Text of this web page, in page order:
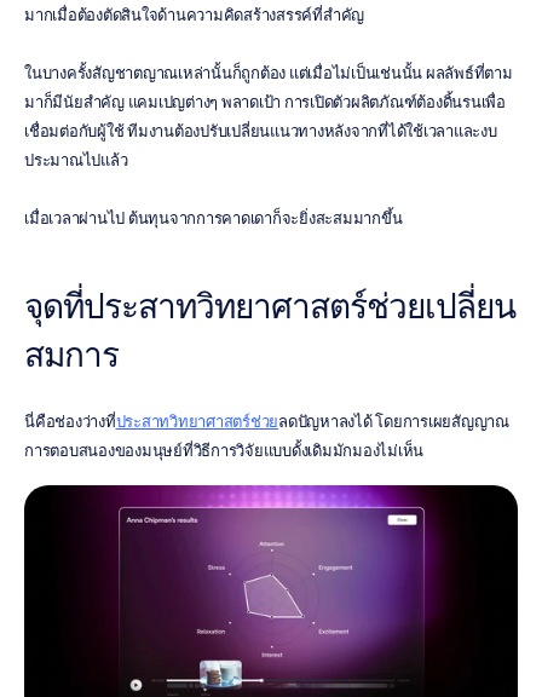
มากเมื่อต้องตัดสินใจด้านความคิดสร้างสรรค์ที่สำคัญ
ในบางครั้งสัญชาตญาณเหล่านั้นก็ถูกต้อง แต่เมื่อไม่เป็นเช่นนั้น ผลลัพธ์ที่ตาม
มาก็มีนัยสำคัญ แคมเปญต่างๆ พลาดเป้า การเปิดตัวผลิตภัณฑ์ต้องดิ้นรนเพื่อ
เชื่อมต่อกับผู้ใช้ ทีมงานต้องปรับเปลี่ยนแนวทางหลังจากที่ได้ใช้เวลาและงบ
ประมาณไปแล้ว
เมื่อเวลาผ่านไป ต้นทุนจากการคาดเดาก็จะยิ่งสะสมมากขึ้น
จุดที่ประสาทวิทยาศาสตร์ช่วยเปลี่ยน
สมการ
นี่คือช่องว่างที่ประสาทวิทยาศาสตร์ช่วยลดปัญหาลงได้ โดยการเผยสัญญาณ
การตอบสนองของมนุษย์ที่วิธีการวิจัยแบบดั้งเดิมมักมองไม่เห็น